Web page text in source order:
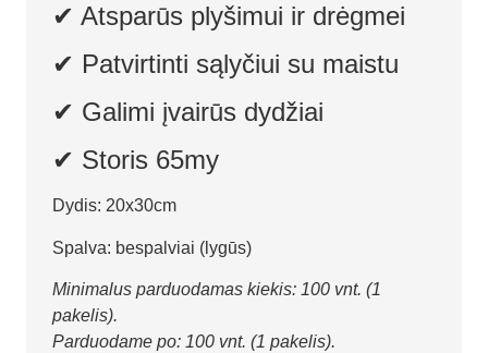
✔ Atsparūs plyšimui ir drėgmei
✔ Patvirtinti sąlyčiui su maistu
✔ Galimi įvairūs dydžiai
✔ Storis 65my
Dydis: 20x30cm
Spalva: bespalviai (lygūs)
Minimalus parduodamas kiekis: 100 vnt. (1
pakelis).
Parduodame po: 100 vnt. (1 pakelis).